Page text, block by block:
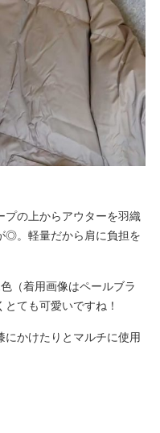
プの上からアウターを羽織
◎。軽量だから肩に負担を
（着用画像はペールブラ
ても可愛いですね！
かけたりとマルチに使用